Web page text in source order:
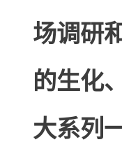
场调研
的生化
大系列